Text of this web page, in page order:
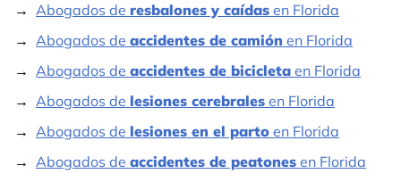
Abogados de resbalones y caídas en Florida
Abogados de accidentes de camión en Florida
Abogados de accidentes de bicicleta en Florida
Abogados de lesiones cerebrales en Florida
Abogados de lesiones en el parto en Florida
Abogados de accidentes de peatones en Florida